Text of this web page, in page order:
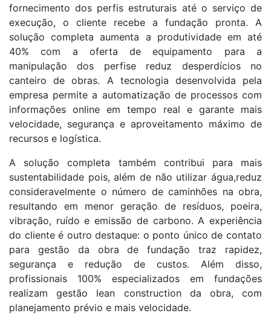
fornecimento dos perfis estruturais até o serviço de
execução, o cliente recebe a fundação pronta. A
solução completa aumenta a produtividade em até
40% com a oferta de equipamento para a
manipulação dos perfise reduz desperdícios no
canteiro de obras. A tecnologia desenvolvida pela
empresa permite a automatização de processos com
informações online em tempo real e garante mais
velocidade, segurança e aproveitamento máximo de
recursos e logística.
A solução completa também contribui para mais
sustentabilidade pois, além de não utilizar água,reduz
consideravelmente o número de caminhões na obra,
resultando em menor geração de resíduos, poeira,
vibração, ruído e emissão de carbono. A experiência
do cliente é outro destaque: o ponto único de contato
para gestão da obra de fundação traz rapidez,
segurança e redução de custos. Além disso,
profissionais 100% especializados em fundações
realizam gestão lean construction da obra, com
planejamento prévio e mais velocidade.